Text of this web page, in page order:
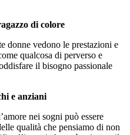
di colore
donne vedono le prestazioni e
qualcosa di perverso e
il bisogno passionale
e anziani
nei sogni può essere
qualità che pensiamo di non